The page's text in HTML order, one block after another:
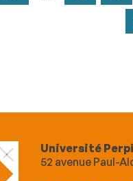
Université
52 avenue Paul-